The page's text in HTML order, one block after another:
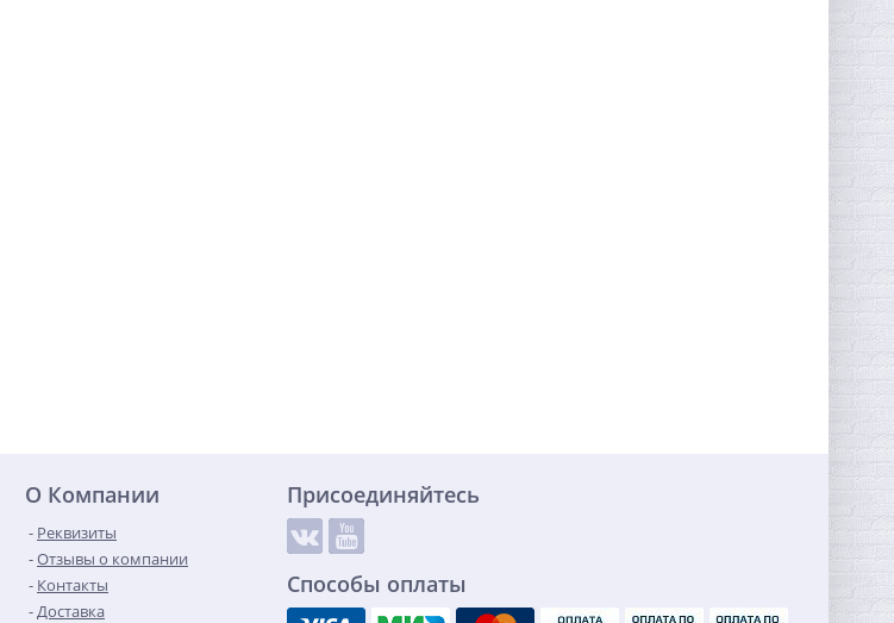
О Компании
Реквизиты
Отзывы о компании
Контакты
Доставка
Присоединяйтесь
Способы оплаты